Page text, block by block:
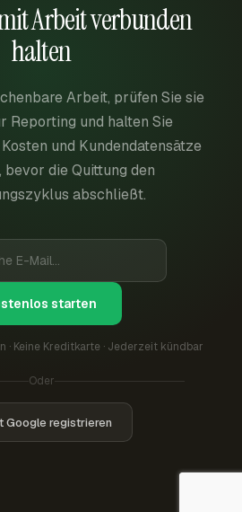
Arbeit verbunden
halten
Arbeit, prüfen Sie sie
Reporting und halten Sie
und Kundendatensätze
bevor die Quittung den
abschließt.
starten
· Keine Kreditkarte · Jederzeit kündbar
Oder
Google registrieren